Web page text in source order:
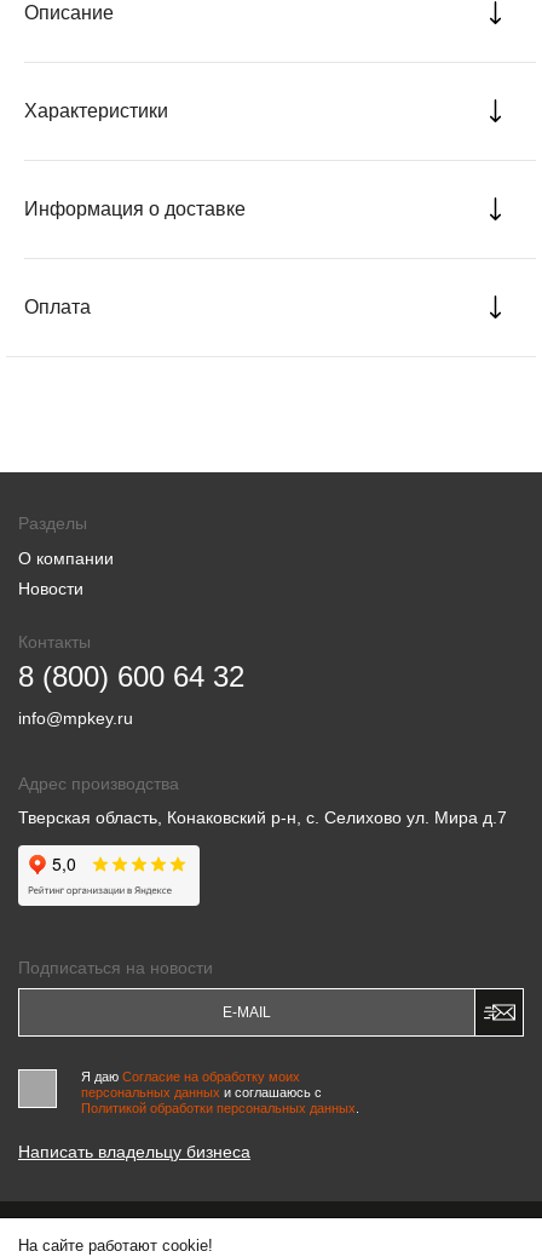
Описание
Характеристики
Информация о доставке
Оплата
Разделы
О компании
Новости
Контакты
8 (800) 600 64 32
info@mpkey.ru
Адрес производства
Тверская область, Конаковский р-н, с. Селихово ул. Мира д.7
Подписаться на новости
Я даю Согласие на обработку моих
персональных данных и соглашаюсь c
Политикой обработки персональных данных
Написать владельцу бизнеса
© 2000-2026 «МАСТЕРСКИЕ ПИНЧУКА»
На сайте работают cookie!